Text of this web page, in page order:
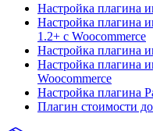
Настройка плагина
Настройка плагина
1.2+ с Woocommerce
Настройка плагина
Настройка плагина
Woocommerce
Настройка плагина
Плагин стоимости